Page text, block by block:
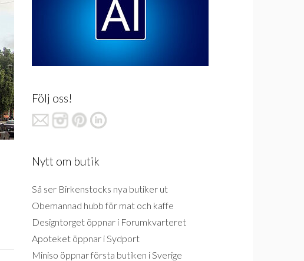
Följ oss!
Nytt om butik
Så ser Birkenstocks nya butiker ut
Obemannad hubb för mat och kaffe
Designtorget öppnar i Forumkvarteret
Apoteket öppnar i Sydport
Miniso öppnar första butiken i Sverige